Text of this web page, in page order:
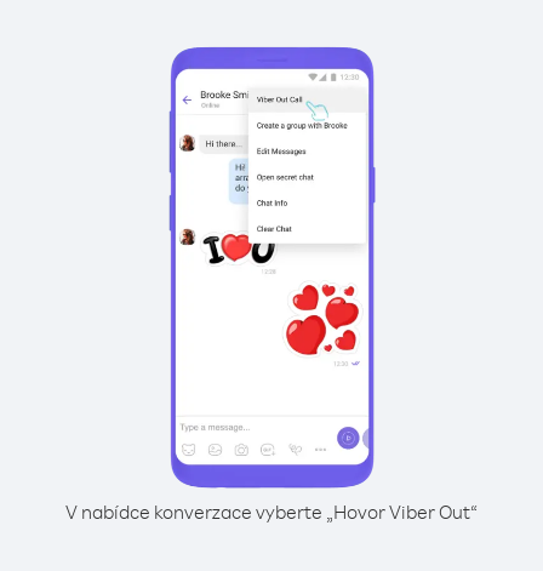
V nabídce konverzace vyberte „Hovor Viber Out“